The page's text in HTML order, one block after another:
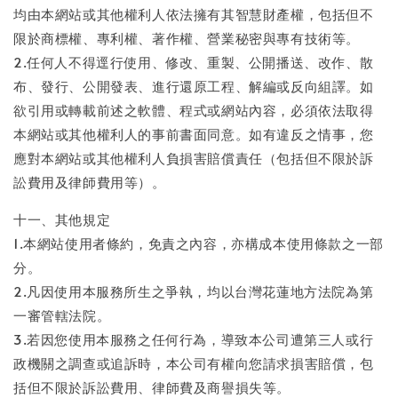
均由本網站或其他權利人依法擁有其智慧財產權，包括但不
限於商標權、專利權、著作權、營業秘密與專有技術等。
2.任何人不得逕行使用、修改、重製、公開播送、改作、散
布、發行、公開發表、進行還原工程、解編或反向組譯。如
欲引用或轉載前述之軟體、程式或網站內容，必須依法取得
本網站或其他權利人的事前書面同意。如有違反之情事，您
應對本網站或其他權利人負損害賠償責任（包括但不限於訴
訟費用及律師費用等）。
十一、其他規定
1.本網站使用者條約，免責之內容，亦構成本使用條款之一部
分。
2.凡因使用本服務所生之爭執，均以台灣花蓮地方法院為第
一審管轄法院。
3.若因您使用本服務之任何行為，導致本公司遭第三人或行
政機關之調查或追訴時，本公司有權向您請求損害賠償，包
括但不限於訴訟費用、律師費及商譽損失等。